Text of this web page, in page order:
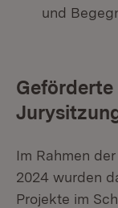
und
Im Rahmen
2024 wurden
Projekte im